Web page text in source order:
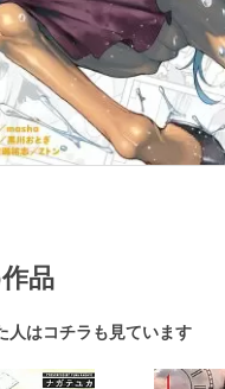
品
人はコチラも見ています